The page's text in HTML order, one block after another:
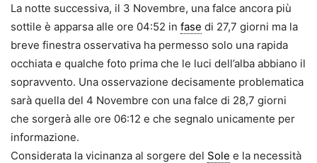
La notte successiva, il 3 Novembre, una falce ancora più
sottile è apparsa alle ore 04:52 in fase di 27,7 giorni ma la
breve finestra osservativa ha permesso solo una rapida
occhiata e qualche foto prima che le luci dell’alba abbiano il
sopravvento. Una osservazione decisamente problematica
sarà quella del 4 Novembre con una falce di 28,7 giorni
che sorgerà alle ore 06:12 e che segnalo unicamente per
informazione.
Considerata la vicinanza al sorgere del Sole e la necessità